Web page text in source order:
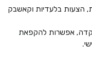
הצעות בלעדיות וקאשבק
אפשרות להקפאת